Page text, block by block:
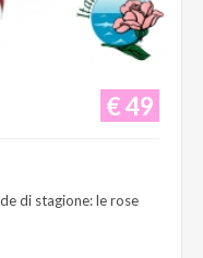
€ 49
di stagione: le rose